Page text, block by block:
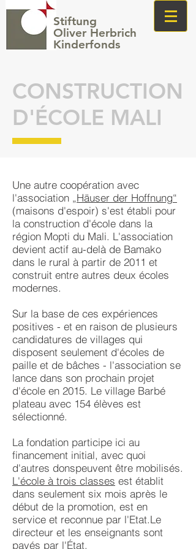
Stiftung
Oliver Herbrich
Kinderfonds
CONSTRUCTION
D'ÉCOLE MALI
Une autre coopération avec
l'association „Häuser der Hoffnung“
(maisons d'espoir) s'est établi pour
la construction d'école dans la
région Mopti du Mali. L'association
devient actif au-delà de Bamako
dans le rural à partir de 2011 et
construit entre autres deux écoles
modernes.
Sur la base de ces expériences
positives - et en raison de plusieurs
candidatures de villages qui
disposent seulement d'écoles de
paille et de bâches - l'association se
lance dans son prochain projet
d'école en 2015. Le village Barbé
plateau avec 154 élèves est
sélectionné.
La fondation participe ici au
financement initial, avec quoi
d'autres donspeuvent être mobilisés.
L'école à trois classes est établit
dans seulement six mois après le
début de la promotion, est en
service et reconnue par l'Etat.Le
directeur et les enseignants sont
payés par l'État.